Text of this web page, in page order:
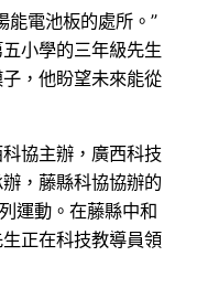
能電池板的處所。”
小學的三年級先生
，他盼望未來能從
協主辦，廣西科技
，藤縣科協協辦的
運動。在藤縣中和
正在科技教導員領